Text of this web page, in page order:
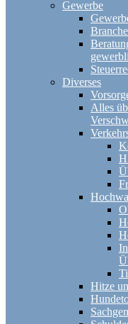
Gewerbe
Diverses
Alles
Hitze